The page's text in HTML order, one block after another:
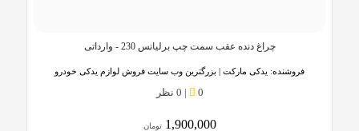
چراغ دنده عقب سمت چپ برلیانس 230 - وارداتی
فروشنده: یدکی مارکت | بزرگترین وب سایت فروش لوازم یدکی خودرو
0
| 0 نظر
1,900,000 تومان